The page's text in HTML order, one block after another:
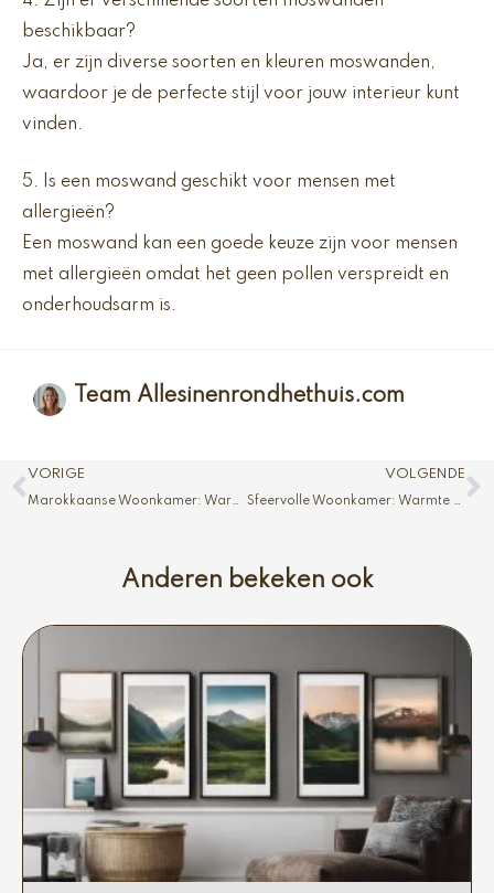
beschikbaar?
Ja, er zijn diverse soorten en kleuren moswanden,
waardoor je de perfecte stijl voor jouw interieur kunt
vinden.
5. Is een moswand geschikt voor mensen met
allergieën?
Een moswand kan een goede keuze zijn voor mensen
met allergieën omdat het geen pollen verspreidt en
onderhoudsarm is.
Team Allesinenrondhethuis.com
Vorige
VORIGE
Marokkaanse Woonkamer: Warm en Sfeervol
VOLGENDE
Sfeervolle Woonkamer: Warmte en Gezelligheid
Anderen bekeken ook